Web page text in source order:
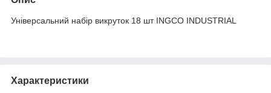
Універсальний набір викруток 18 шт INGCO INDUSTRIAL
Характеристики